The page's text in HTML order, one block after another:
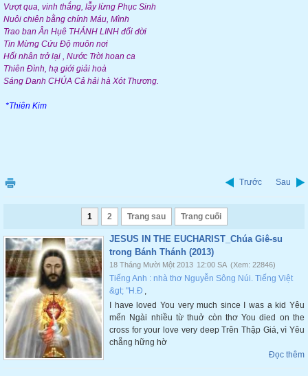
Vượt qua, vinh thắng, lẫy lừng Phục Sinh
Nuôi chiên bằng chính Máu, Mình
Trao ban Ân Hụê THÁNH LINH đổi đời
Tin Mừng Cứu Độ muôn nơi
Hối nhân trở lại , Nước Trời hoan ca
Thiên Đình, hạ giới giải hoà
Sáng Danh CHÚA Cả hải hà Xót Thương.
*Thiên Kim
Trước Sau
1 2 Trang sau Trang cuối
JESUS IN THE EUCHARIST_Chúa Giê-su
trong Bánh Thánh (2013)
18 Tháng Mười Một 2013 12:00 SA (Xem: 22846)
Tiếng Anh : nhà thơ Nguyễn Sông Núi. Tiếng Việt
&gt; "H.Đ ,
I have loved You very much since I was a kid Yêu
mến Ngài nhiều từ thuở còn thơ You died on the
cross for your love very deep Trên Thập Giá, vì Yêu
chẵng hững hờ
Đọc thêm